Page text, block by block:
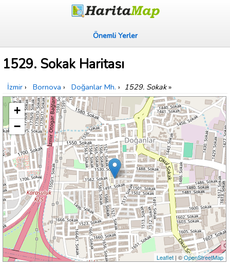
Önemli Yerler
1529. Sokak Haritası
İzmir › Bornova › Doğanlar Mh. › 1529. Sokak»
+
−
Leaflet| ©OpenStreetMap